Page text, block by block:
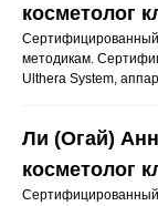
косметолог
методикам.
Ulthera System,
Ли (Огай)
косметолог